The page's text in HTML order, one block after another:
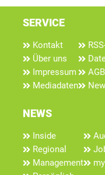
SERVICE
Kontakt
Über uns
Impressum
Mediadaten
AGB
NEWS
Inside
Regional
Management